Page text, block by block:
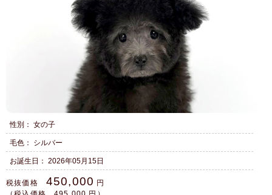
性別： 女の子
毛色： シルバー
お誕生日： 2026年05月15日
税抜価格 450,000
円